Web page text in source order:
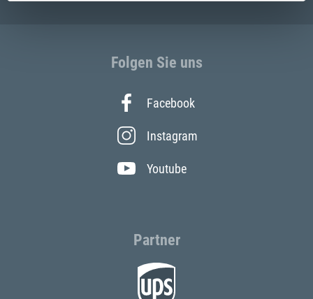
Folgen Sie uns
Facebook
Instagram
Youtube
Partner